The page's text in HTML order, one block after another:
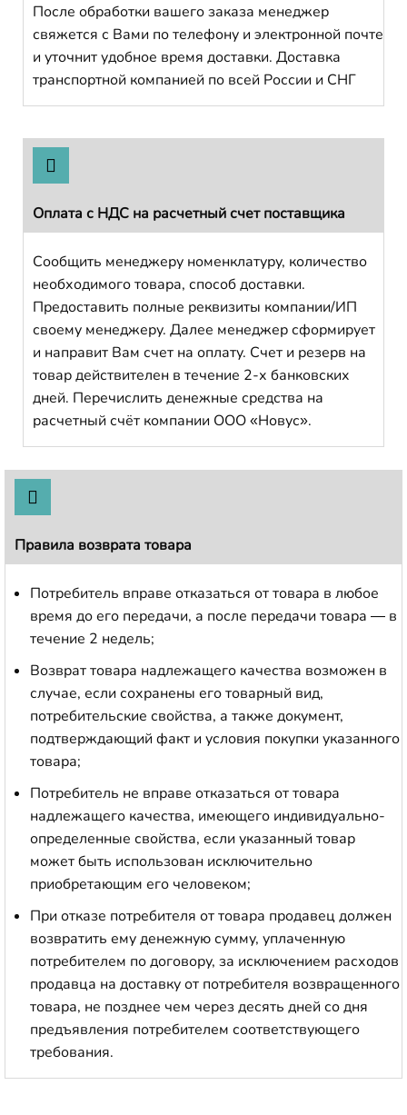
После обработки вашего заказа менеджер
свяжется с Вами по телефону и электронной почте
и уточнит удобное время доставки. Доставка
транспортной компанией по всей России и СНГ
Оплата с НДС на расчетный счет поставщика
Сообщить менеджеру номенклатуру, количество
необходимого товара, способ доставки.
Предоставить полные реквизиты компании/ИП
своему менеджеру. Далее менеджер сформирует
и направит Вам счет на оплату. Счет и резерв на
товар действителен в течение 2-х банковских
дней. Перечислить денежные средства на
расчетный счёт компании ООО «Новус».
Правила возврата товара
Потребитель вправе отказаться от товара в любое
время до его передачи, а после передачи товара — в
течение 2 недель;
Возврат товара надлежащего качества возможен в
случае, если сохранены его товарный вид,
потребительские свойства, а также документ,
подтверждающий факт и условия покупки указанного
товара;
Потребитель не вправе отказаться от товара
надлежащего качества, имеющего индивидуально-
определенные свойства, если указанный товар
может быть использован исключительно
приобретающим его человеком;
При отказе потребителя от товара продавец должен
возвратить ему денежную сумму, уплаченную
потребителем по договору, за исключением расходов
продавца на доставку от потребителя возвращенного
товара, не позднее чем через десять дней со дня
предъявления потребителем соответствующего
требования.